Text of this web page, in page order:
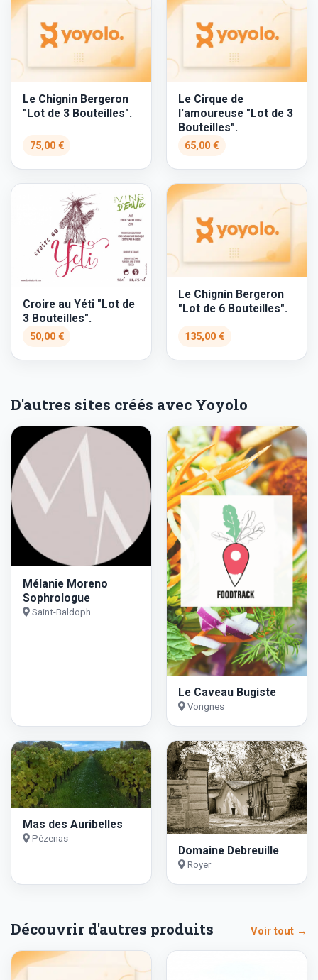
Le Chignin Bergeron
"Lot de 3 Bouteilles".
75,00 €
Le Cirque de
l'amoureuse "Lot de 3
Bouteilles".
65,00 €
Croire au Yéti "Lot de
3 Bouteilles".
50,00 €
Le Chignin Bergeron
"Lot de 6 Bouteilles".
135,00 €
D'autres sites créés avec Yoyolo
Mélanie Moreno
Sophrologue
Saint-Baldoph
Le Caveau Bugiste
Vongnes
Mas des Auribelles
Pézenas
Domaine Debreuille
Royer
Découvrir d'autres produits Voir tout →